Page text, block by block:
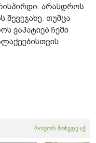
არასდროს
შევეჯახე. თუმცა
ვაპატიებ ჩემი
როგორ მოხვდე აქ